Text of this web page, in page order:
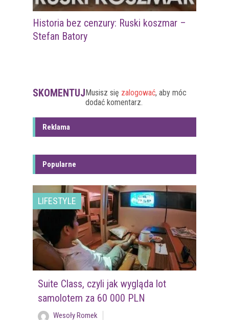
Historia bez cenzury: Ruski koszmar –
Stefan Batory
SKOMENTUJMusisz się zalogować, aby móc
dodać komentarz.
Reklama
Popularne
LIFESTYLE
Suite Class, czyli jak wygląda lot
samolotem za 60 000 PLN
Wesoły Romek